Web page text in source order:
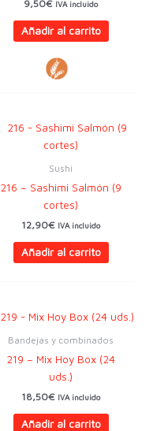
9,50€ IVA incluido
Añadir al carrito
Sushi
216 – Sashimi Salmón (9
cortes)
12,90€ IVA incluido
Añadir al carrito
Bandejas y combinados
219 – Mix Hoy Box (24
uds.)
18,50€ IVA incluido
Añadir al carrito